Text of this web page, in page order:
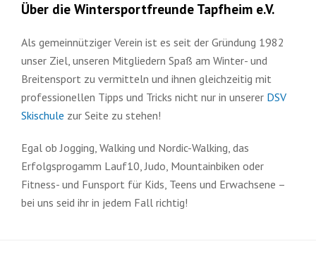
Über die Wintersportfreunde Tapfheim e.V.
Als gemeinnütziger Verein ist es seit der Gründung 1982
unser Ziel, unseren Mitgliedern Spaß am Winter- und
Breitensport zu vermitteln und ihnen gleichzeitig mit
professionellen Tipps und Tricks nicht nur in unserer DSV
Skischule zur Seite zu stehen!
Egal ob Jogging, Walking und Nordic-Walking, das
Erfolgsprogamm Lauf10, Judo, Mountainbiken oder
Fitness- und Funsport für Kids, Teens und Erwachsene –
bei uns seid ihr in jedem Fall richtig!